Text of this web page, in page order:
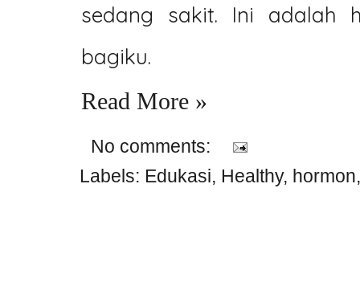
sedang sakit. Ini adalah
bagiku.
Read More »
No comments:
Labels: Edukasi, Healthy, hormon